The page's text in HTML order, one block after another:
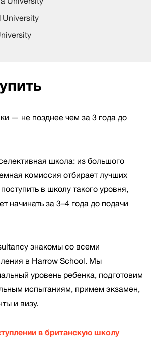
University
— не позднее чем за 3 года до
школа: из большого
комиссия отбирает лучших
в школу такого уровня,
начинать за 3–4 года до подачи
знакомы со всеми
в Harrow School. Мы
уровень ребенка, подготовим
испытаниям, примем экзамен,
и визу.
в британскую школу